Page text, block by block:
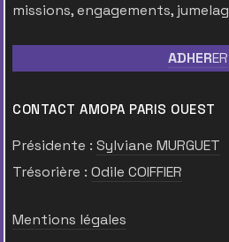
missions, engagements,
ADHERER
CONTACT AMOPA PARIS OUEST
Présidente : Sylviane MURGUET
Trésorière : Odile COIFFIER
Mentions légales